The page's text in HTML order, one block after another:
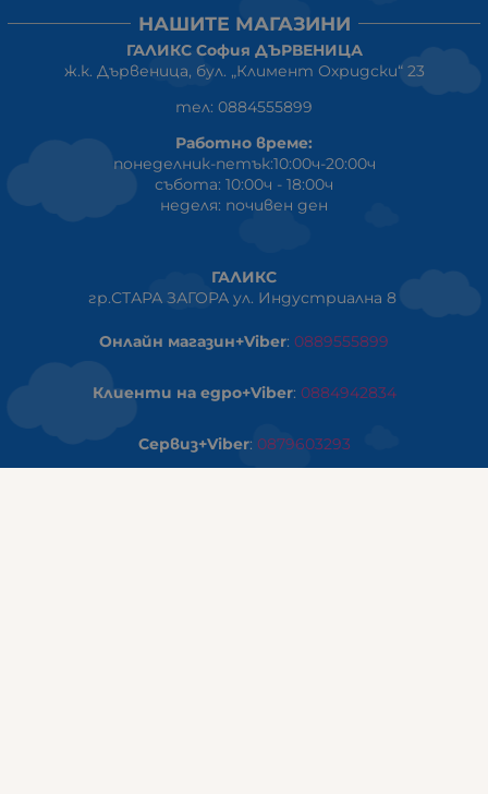
НАШИТЕ МАГАЗИНИ
ГАЛИКС София ДЪРВЕНИЦА
ж.к. Дървеница, бул. „Климент Охридски“ 23
тел: 0884555899
Работно време:
понеделник-петък:10:00ч-20:00ч
събота: 10:00ч - 18:00ч
неделя: почивен ден
ГАЛИКС
гр.СТАРА ЗАГОРА ул. Индустриална 8
Онлайн магазин+Viber: 0889555899
Клиенти на едро+Viber: 0884942834
Сервиз+Viber: 0879603293